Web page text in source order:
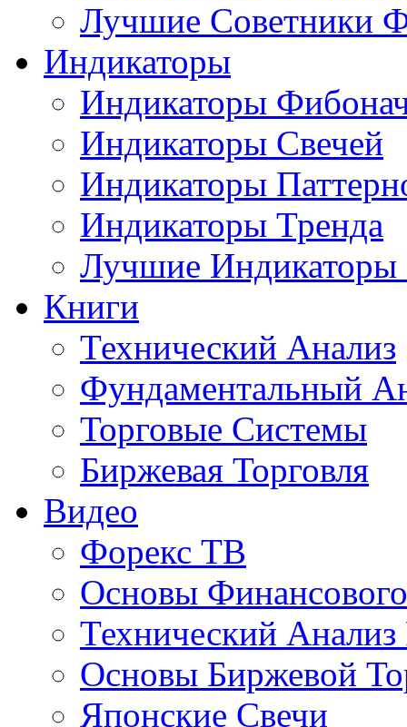
Лучшие Советники
Индикаторы
Индикаторы
Индикаторы Свечей
Индикаторы
Индикаторы Тренда
Лучшие Индикаторы
Книги
Технический Анализ
Фундаментальный
Торговые Системы
Биржевая Торговля
Видео
Форекс ТВ
Основы
Технический
Основы Биржевой
Японские Свечи